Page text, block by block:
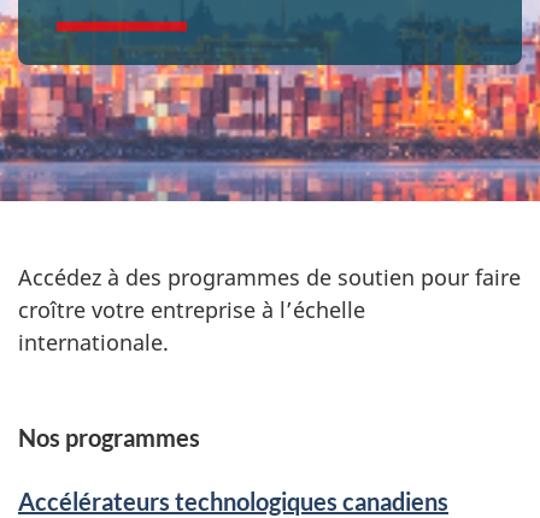
Accédez à des programmes de soutien pour faire
croître votre entreprise à l’échelle
internationale.
Nos programmes
Accélérateurs technologiques canadiens